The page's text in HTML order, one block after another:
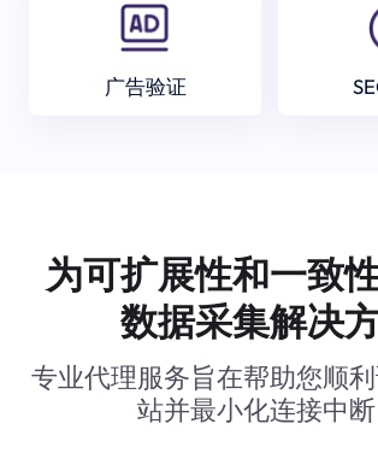
广告验证
为可扩展性和一致
数据采集解决
专业代理服务旨在帮助您顺
站并最小化连接中断